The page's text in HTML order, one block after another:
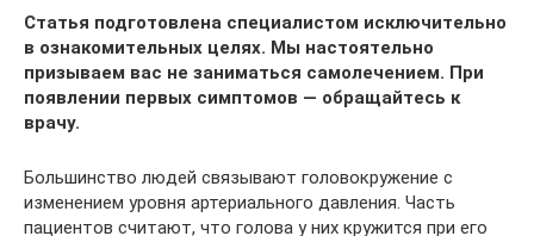
Статья подготовлена специалистом исключительно
в ознакомительных целях. Мы настоятельно
призываем вас не заниматься самолечением. При
появлении первых симптомов — обращайтесь к
врачу.
Большинство людей связывают головокружение с
изменением уровня артериального давления. Часть
пациентов считают, что голова у них кружится при его